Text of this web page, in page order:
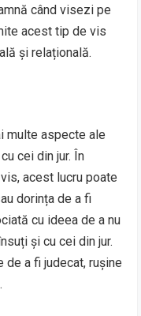
când visezi pe
acest tip de vis
și relațională.
multe aspecte ale
cei din jur. În
acest lucru poate
dorința de a fi
cu ideea de a nu
și cu cei din jur.
a fi judecat, rușine